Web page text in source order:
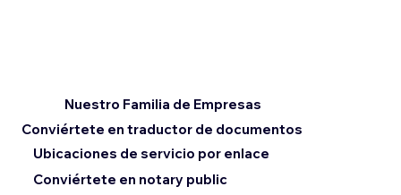
Conviértete en traductor de documentos
Ubicaciones de servicio por enlace
Nuestro Familia de Empresas
Conviértete en notary public